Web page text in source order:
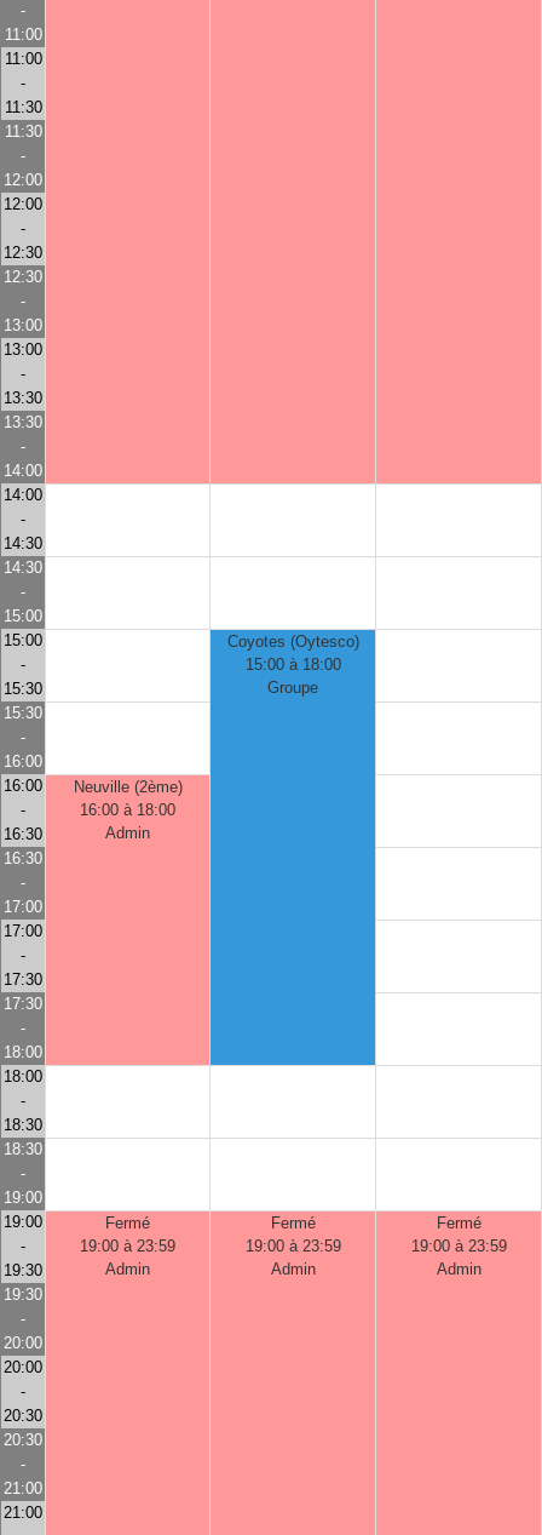
-
11:00
11:00
-
11:30
11:30
-
12:00
12:00
-
12:30
12:30
-
13:00
13:00
-
13:30
13:30
-
14:00
14:00
-
14:30
14:30
-
15:00
15:00
-
15:30
Coyotes (Oytesco)
15:00 à 18:00
Groupe
15:30
-
16:00
16:00
-
16:30
Neuville (2ème)
16:00 à 18:00
Admin
16:30
-
17:00
17:00
-
17:30
17:30
-
18:00
18:00
-
18:30
18:30
-
19:00
19:00
-
19:30
Fermé
19:00 à 23:59
Admin
Fermé
19:00 à 23:59
Admin
Fermé
19:00 à 23:59
Admin
19:30
-
20:00
20:00
-
20:30
20:30
-
21:00
21:00